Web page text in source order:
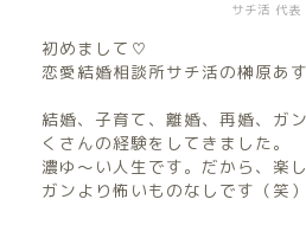
サチ活 代表
初めまして♡
恋愛結婚相談所サチ活の榊原あす
結婚、子育て、離婚、再婚、ガ
くさんの経験をしてきました。
濃ゆ〜い人生です。だから、楽し
ガンより怖いものなしです（笑）